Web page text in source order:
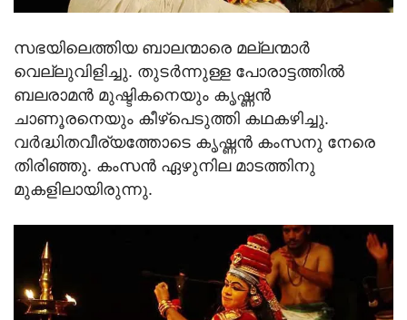
സഭയിലെത്തിയ ബാലന്മാരെ മല്ലന്മാര്‍
വെല്ലുവിളിച്ചു. തുടര്‍ന്നുള്ള പോരാട്ടത്തില്‍
ബലരാമന്‍ മുഷ്ടികനെയും കൃഷ്ണന്‍
ചാണൂരനെയും കീഴ്‌പെടുത്തി കഥകഴിച്ചു.
വര്‍ദ്ധിതവീര്യത്തോടെ കൃഷ്ണന്‍ കംസനു നേരെ
തിരിഞ്ഞു. കംസന്‍ ഏഴുനില മാടത്തിനു
മുകളിലായിരുന്നു.